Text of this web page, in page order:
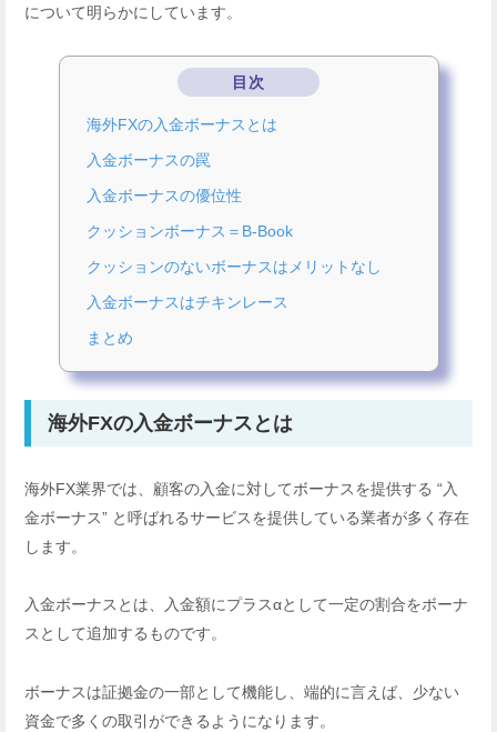
について明らかにしています。
目次
海外FXの入金ボーナスとは
入金ボーナスの罠
入金ボーナスの優位性
クッションボーナス＝B-Book
クッションのないボーナスはメリットなし
入金ボーナスはチキンレース
まとめ
海外FXの入金ボーナスとは
海外FX業界では、顧客の入金に対してボーナスを提供する “入
金ボーナス” と呼ばれるサービスを提供している業者が多く存在
します。
入金ボーナスとは、入金額にプラスαとして一定の割合をボーナ
スとして追加するものです。
ボーナスは証拠金の一部として機能し、端的に言えば、少ない
資金で多くの取引ができるようになります。